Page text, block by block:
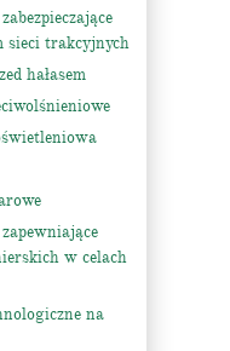
sieci trakcyjnych
hałasem
w celach
na